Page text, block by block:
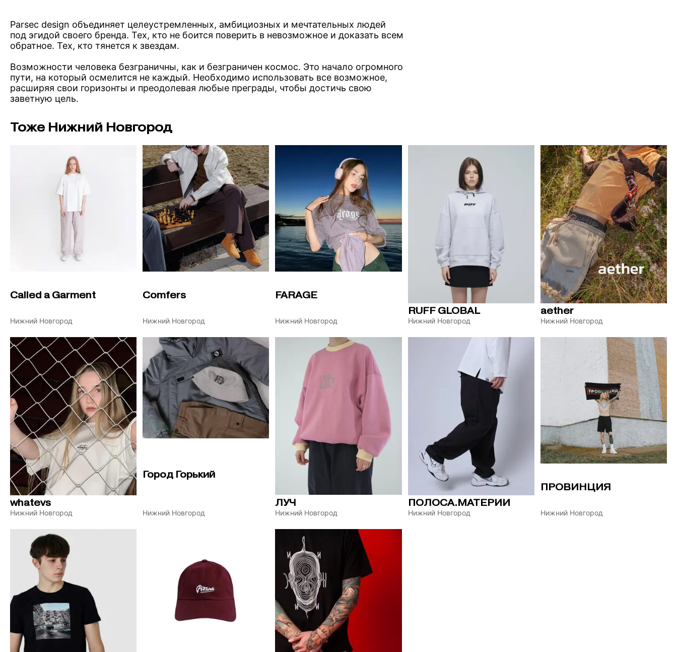
Parsec design объединяет целеустремленных, амбициозных и мечтательных людей
под эгидой своего бренда. Тех, кто не боится поверить в невозможное и доказать всем
обратное. Тех, кто тянется к звездам.
Возможности человека безграничны, как и безграничен космос. Это начало огромного
пути, на который осмелится не каждый. Необходимо использовать все возможное,
расширяя свои горизонты и преодолевая любые преграды, чтобы достичь свою
заветную цель.
Тоже Нижний Новгород
Called a Garment
Нижний Новгород
Comfers
Нижний Новгород
FARAGE
Нижний Новгород
RUFF GLOBAL
Нижний Новгород
aether
Нижний Новгород
whatevs
Нижний Новгород
Город Горький
Нижний Новгород
ЛУЧ
Нижний Новгород
ПОЛОСА.МАТЕРИИ
Нижний Новгород
ПРОВИНЦИЯ
Нижний Новгород